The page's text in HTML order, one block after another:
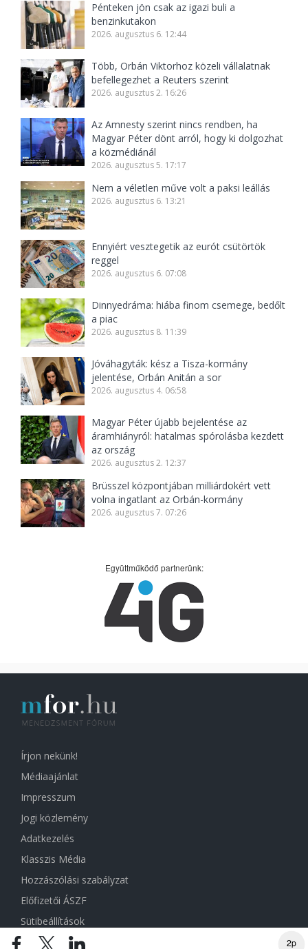
2p
Pénteken jön csak az igazi buli a
benzinkutakon
2026. augusztus 6. 12:44
Több, Orbán Viktorhoz közeli vállalatnak
befellegezhet a Reuters szerint
2026. augusztus 2. 16:26
Az Amnesty szerint nincs rendben, ha
Magyar Péter dönt arról, hogy ki dolgozhat
a közmédiánál
2026. augusztus 5. 17:17
Nem a véletlen műve volt a paksi leállás
2026. augusztus 6. 13:21
Ennyiért vesztegetik az eurót csütörtök
reggel
2026. augusztus 6. 07:08
Dinnyedráma: hiába finom csemege, bedőlt
a piac
2026. augusztus 8. 11:39
Jóváhagyták: kész a Tisza-kormány
jelentése, Orbán Anitán a sor
2026. augusztus 4. 06:58
Magyar Péter újabb bejelentése az
áramhiányról: hatalmas spórolásba kezdett
az ország
2026. augusztus 2. 12:37
Brüsszel központjában milliárdokért vett
volna ingatlant az Orbán-kormány
2026. augusztus 7. 07:26
Együttműködő partnerünk:
Írjon nekünk!
Médiaajánlat
Impresszum
Jogi közlemény
Adatkezelés
Klasszis Média
Hozzászólási szabályzat
Előfizetői ÁSZF
Sütibeállítások